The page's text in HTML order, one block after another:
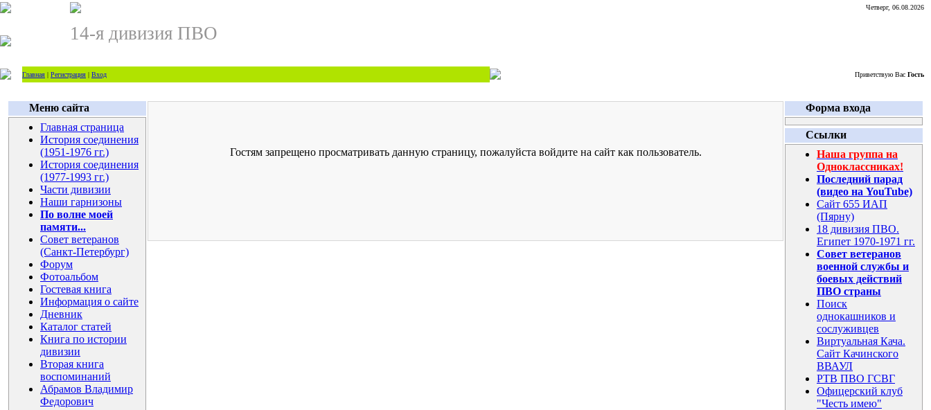
Четверг, 06.08.2026
14-я дивизия ПВО
Главная | Регистрация | Вход Приветствую Вас Гость
Меню сайта
Главная страница
История соединения
(1951-1976 гг.)
История соединения
(1977-1993 гг.)
Части дивизии
Наши гарнизоны
По волне моей
памяти...
Совет ветеранов
(Санкт-Петербург)
Форум
Фотоальбом
Гостевая книга
Информация о сайте
Дневник
Каталог статей
Книга по истории
дивизии
Вторая книга
воспоминаний
Абрамов Владимир
Федорович
Гостям запрещено просматривать данную страницу, пожалуйста войдите на сайт как пользователь.
Форма входа
Ссылки
Наша группа на
Одноклассниках!
Последний парад
(видео на YouTube)
Сайт 655 ИАП
(Пярну)
18 дивизия ПВО.
Египет 1970-1971 гг.
Совет ветеранов
военной службы и
боевых действий
ПВО страны
Поиск
однокашников и
сослуживцев
Виртуальная Кача.
Сайт Качинского
ВВАУЛ
РТВ ПВО ГСВГ
Офицерский клуб
"Честь имею"